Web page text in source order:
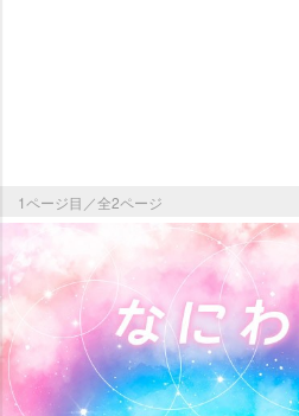
1ページ目／全2ページ